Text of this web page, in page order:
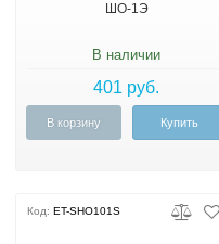
ШО-1Э
В наличии
401 руб.
В корзину Купить
Код: ET-SHO101S